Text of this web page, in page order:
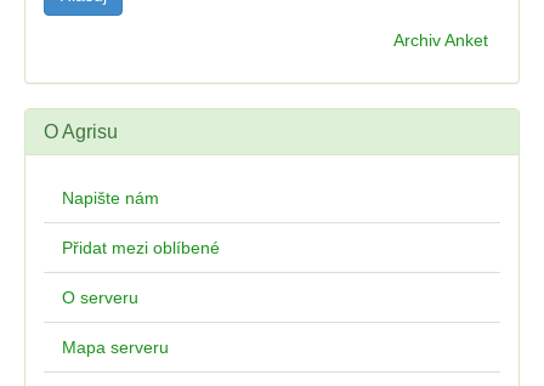
Archiv Anket
O Agrisu
Napište nám
Přidat mezi oblíbené
O serveru
Mapa serveru